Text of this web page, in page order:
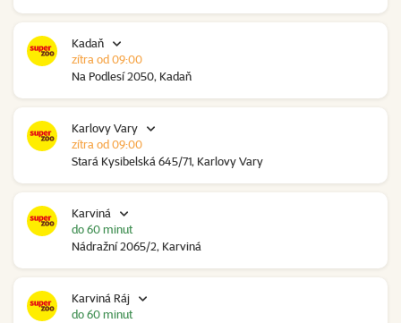
Kadaň
Na Podlesí 2050, Kadaň
zítra od 09:00
Karlovy Vary
Stará Kysibelská 645/71, Karlovy Vary
zítra od 09:00
Karviná
Nádražní 2065/2, Karviná
do 60 minut
Karviná Ráj
do 60 minut